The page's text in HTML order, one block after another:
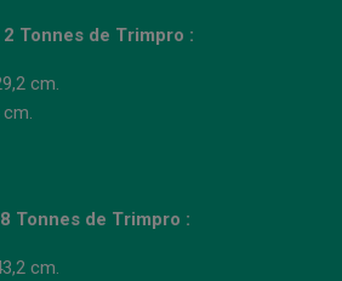
Tonnes de Trimpro :
cm.
Tonnes de Trimpro :
cm.